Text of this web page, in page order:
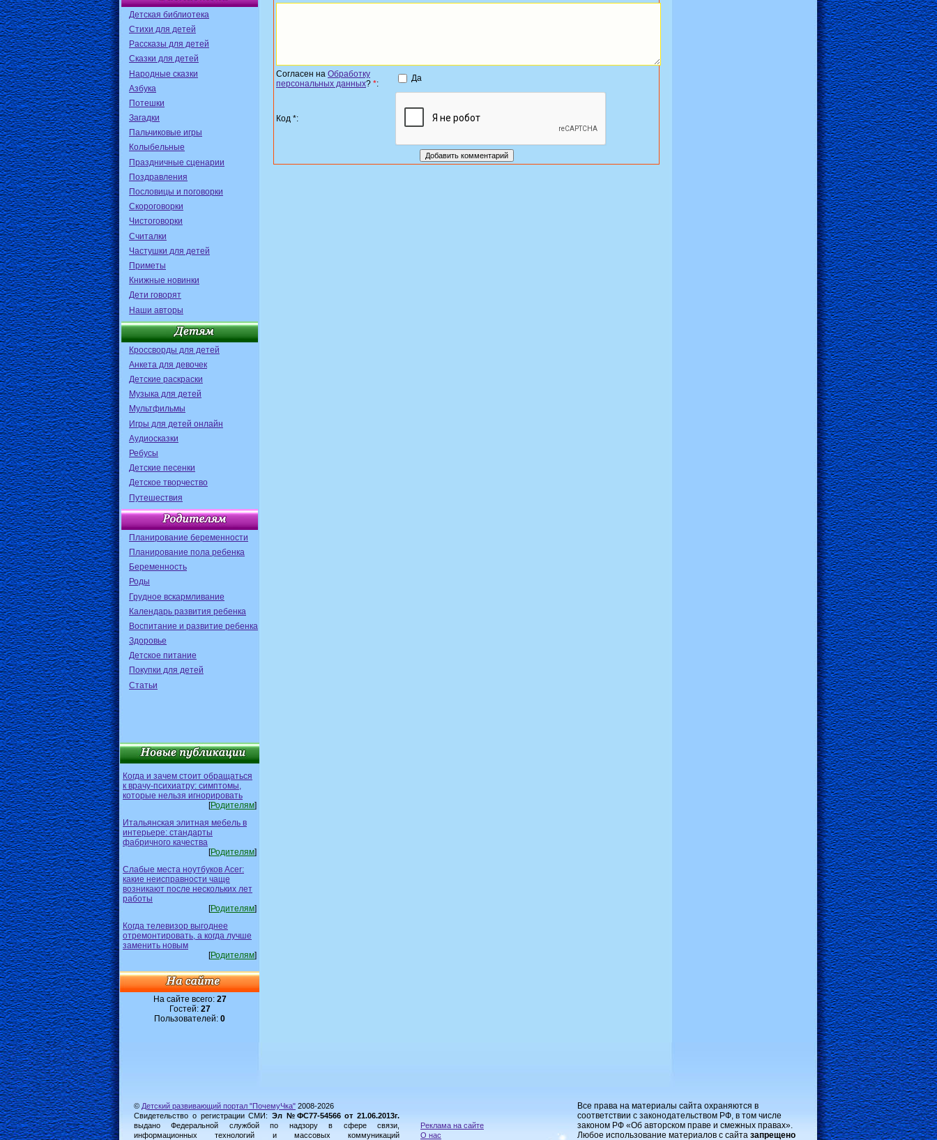
Детская библиотека
Стихи для детей
Рассказы для детей
Сказки для детей
Народные сказки
Азбука
Потешки
Загадки
Пальчиковые игры
Колыбельные
Праздничные сценарии
Поздравления
Пословицы и поговорки
Скороговорки
Чистоговорки
Считалки
Частушки для детей
Приметы
Книжные новинки
Дети говорят
Наши авторы
Кроссворды для детей
Анкета для девочек
Детские раскраски
Музыка для детей
Мультфильмы
Игры для детей онлайн
Аудиосказки
Ребусы
Детские песенки
Детское творчество
Путешествия
Планирование беременности
Планирование пола ребенка
Беременность
Роды
Грудное вскармливание
Календарь развития ребенка
Воспитание и развитие ребенка
Здоровье
Детское питание
Покупки для детей
Статьи
Когда и зачем стоит обращаться
к врачу-психиатру: симптомы,
которые нельзя игнорировать
[Родителям]
Итальянская элитная мебель в
интерьере: стандарты
фабричного качества
[Родителям]
Слабые места ноутбуков Acer:
какие неисправности чаще
возникают после нескольких лет
работы
[Родителям]
Когда телевизор выгоднее
отремонтировать, а когда лучше
заменить новым
[Родителям]
На сайте всего: 27
Гостей: 27
Пользователей: 0
Согласен на Обработку
персональных данных? *:
Да
Код *:
© Детский развивающий портал "ПочемуЧка" 2008-2026
Свидетельство о регистрации СМИ: Эл №ФС77-54566 от 21.06.2013г.
выдано Федеральной службой по надзору в сфере связи,
информационных технологий и массовых коммуникаций
Реклама на сайте
О нас
Все права на материалы сайта охраняются в
соответствии с законодательством РФ, в том числе
законом РФ «Об авторском праве и смежных правах».
Любое использование материалов с сайта запрещено